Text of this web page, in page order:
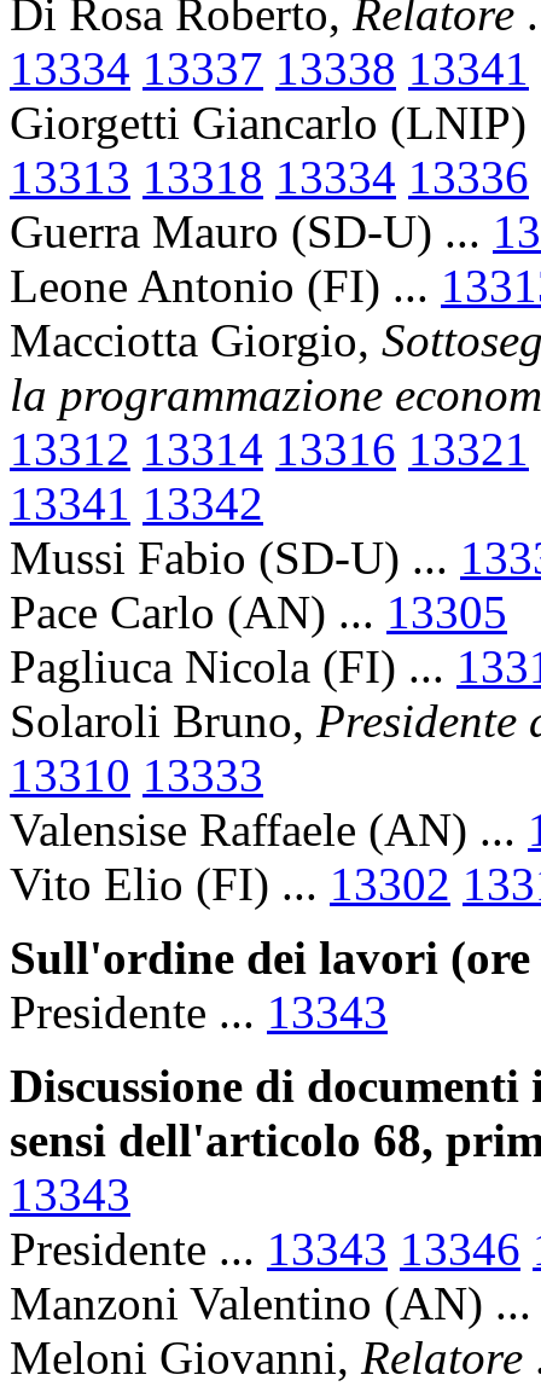
Di Rosa Roberto, Relatore
13334 13337 13338 13341
Giorgetti Giancarlo
13313 13318 13334 13336
Guerra Mauro (SD-U) ...
Leone Antonio (FI) ...
Macciotta Giorgio,
la programmazione
13312 13314 13316 13321
13341 13342
Mussi Fabio (SD-U) ...
Pace Carlo (AN) ... 13305
Pagliuca Nicola (FI) ...
Solaroli Bruno, Presidente
13310 13333
Valensise Raffaele (AN) ...
Vito Elio (FI) ... 13302
Sull'ordine dei lavori (ore
Presidente ... 13343
Discussione di
sensi dell'articolo 68,
13343
Presidente ... 13343 13346
Manzoni Valentino (AN)
Meloni Giovanni, Relatore